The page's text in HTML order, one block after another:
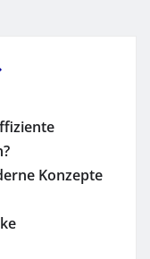
Konzepte